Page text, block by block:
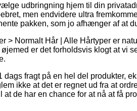
udbringning hjem til din
men endvidere ultra
pakken, som jo afhænger af at
> Normalt Hår | Alle Hårtyper er
er det forholdsvis klogt at vi
dags fragt på en hel del produkter,
ikke at det er regnet ud fra at
de har en chance for at nå at få